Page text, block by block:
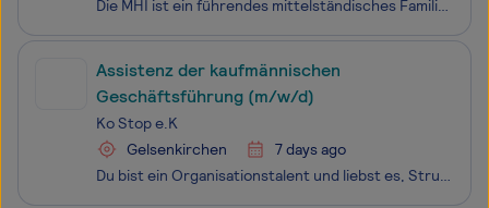
Die MHI ist ein führendes mittelständisches Familienunternehmen in der Roh- und Baustoffproduktion sowie im Verkehrswegebau in der Mitte Deutschlands. Wir wollen gemeinsam Maßstäbe in Mitarbeiterzufriedenheit, ökonomischer und ökologischer Nachhaltigkeit, Innovation und gesellschaftlicher Verantwort
Assistenz der kaufmännischen
Geschäftsführung (m/w/d)
Ko Stop e.K
Gelsenkirchen
7 days ago
Du bist ein Organisationstalent und liebst es, Strukturen zu schaffen? Du behältst auch in stressigen Situationen den Überblick und arbeitest eigenständig, zuverlässig und vorausschauend?Dann bist du bei KO STOP® genau richtig.Wir suchen keine klassische Bürokraft, sondern eine vertrauensvolle recht